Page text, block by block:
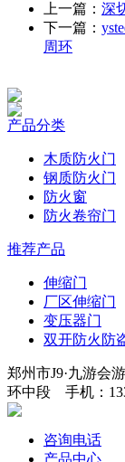
上一篇： 深
下一篇：
周环
产品分类
木质防火门
钢质防火门
防火窗
防火卷帘门
推荐产品
伸缩门
厂区伸缩门
变压器门
双开防火防
郑州市J9·九游会
环中段 手机：
咨询电话
产品中心